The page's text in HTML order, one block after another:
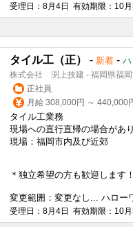
受理日：8月4日 有効期限：10月
タイル工（正） - 新着 -
株式会社 渕上技建 - 福岡県福岡
正社員
月給 308,000円 ～ 440,000
タイル工業務
現場への直行直帰の場合があ
現場：福岡市内及び近郊
＊独立希望の方も歓迎します！
変更範囲：変更なし... ハロー
受理日：8月4日 有効期限：10月